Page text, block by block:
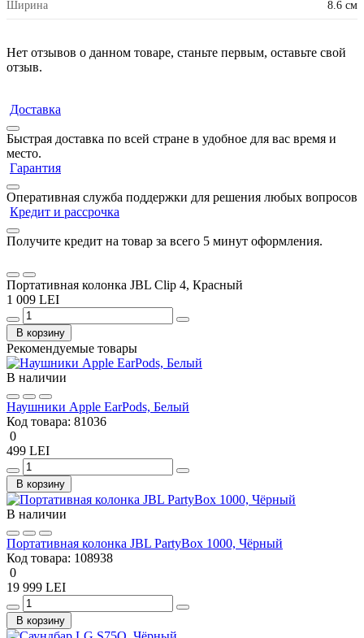
Ширина 8.6 см
Нет отзывов о данном товаре, станьте первым, оставьте свой
отзыв.
Доставка
Быстрая доставка по всей стране в удобное для вас время и
место.
Гарантия
Оперативная служба поддержки для решения любых вопросов
Кредит и рассрочка
Получите кредит на товар за всего 5 минут оформления.
Портативная колонка JBL Clip 4, Красный
1 009 LEI
В корзину
Рекомендуемые товары
В наличии
Наушники Apple EarPods, Белый
Код товара: 81036
0
499 LEI
В корзину
В наличии
Портативная колонка JBL PartyBox 1000, Чёрный
Код товара: 108938
0
19 999 LEI
В корзину